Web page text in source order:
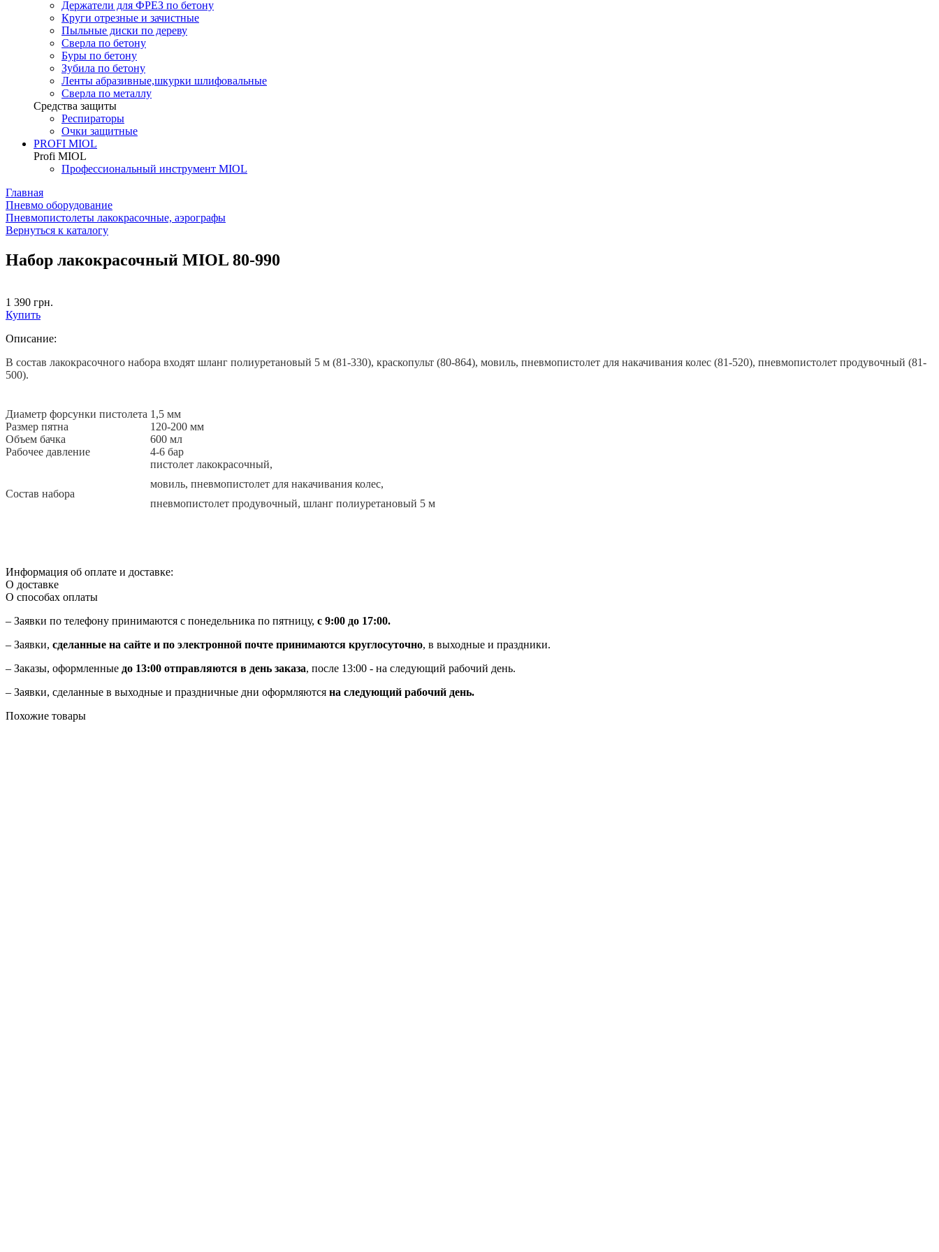
Держатели для ФРЕЗ по бетону
Круги отрезные и зачистные
Пыльные диски по дереву
Сверла по бетону
Буры по бетону
Зубила по бетону
Ленты абразивные,шкурки шлифовальные
Сверла по металлу
Средства защиты
Респираторы
Очки защитные
PROFI MIOL
Profi MIOL
Профессиональный инструмент MIOL
Главная
Пневмо оборудование
Пневмопистолеты лакокрасочные, аэрографы
Вернуться к каталогу
Набор лакокрасочный MIOL 80-990
1 390 грн.
Купить
Описание:
В состав лакокрасочного набора входят шланг полиуретановый 5 м (81-330), краскопульт (80-864), мовиль, пневмопистолет для накачивания колес (81-520), пневмопистолет продувочный (81-
500).
Диаметр форсунки пистолета 1,5 мм
Размер пятна
120-200 мм
Объем бачка
600 мл
Рабочее давление
4-6 бар
Состав набора
пистолет лакокрасочный,
мовиль, пневмопистолет для накачивания колес,
пневмопистолет продувочный, шланг полиуретановый 5 м
Информация об оплате и доставке:
О доставке
О способах оплаты
– Заявки по телефону принимаются с понедельника по пятницу, с 9:00 до 17:00.
– Заявки, сделанные на сайте и по электронной почте принимаются круглосуточно, в выходные и праздники.
– Заказы, оформленные до 13:00 отправляются в день заказа, после 13:00 - на следующий рабочий день.
– Заявки, сделанные в выходные и праздничные дни оформляются на следующий рабочий день.
Похожие товары